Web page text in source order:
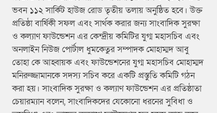
ভবন ১১২ সার্কিট হাউজ রোড তৃতীয় তলায় অনুষ্ঠিত হবে। উক্ত
প্রতিষ্ঠা বার্ষিকী সফল এবং সার্থক করার জন্য সাংবাদিক সুরক্ষা
ও কল্যাণ ফাউন্ডেশন এর কেন্দ্রীয় কমিটির যুগ্ম মহাসচিব এবং
অনলাইন নিউজ পোর্টাল ধুমকেতুর সম্পাদক মোহাম্মদ আবু
তোহা কে আহ্বায়ক এবং ফাউন্ডেশনের যুগ্ম মহাসচিব মোহাম্মদ
মনিরুজ্জামানকে সদস্য সচিব করে একটি প্রস্তুতি কমিটি গঠন
করা হয়। সাংবাদিক সুরক্ষা ও কল্যাণ ফাউন্ডেশন এর প্রতিষ্ঠাতা
চেয়ারম্যান বলেন, সাংবাদিকদের যেকোনো ধরনের সুবিধা ও